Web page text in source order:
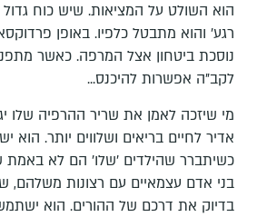
הוא השולט על המציאות. שיש כוח גדול
רגע' והוא מתבטל כלפיו. באופן
נוסכת ביטחון אצל המרפה. כאשר
לקב"ה אפשרות להיכנס...
מי שיזכה לאמן את שריר ההרפיה שלו
אדיר לחיים בריאים ושלווים יותר. הוא
כשיתברר שהילדים 'שלו' הם לא באמת
בני אדם עצמאיים עם רצונות משלהם,
בדיוק את דרכם של ההורים. הוא